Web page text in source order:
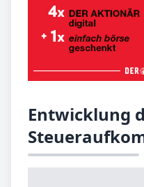
Entwicklung